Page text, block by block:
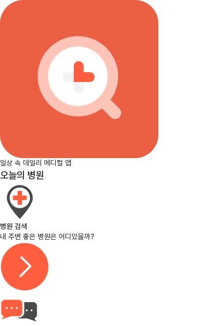
일상 속 데일리 메디컬 앱
오늘의 병원
병원 검색
내 주변 좋은 병원은 어디있을까?